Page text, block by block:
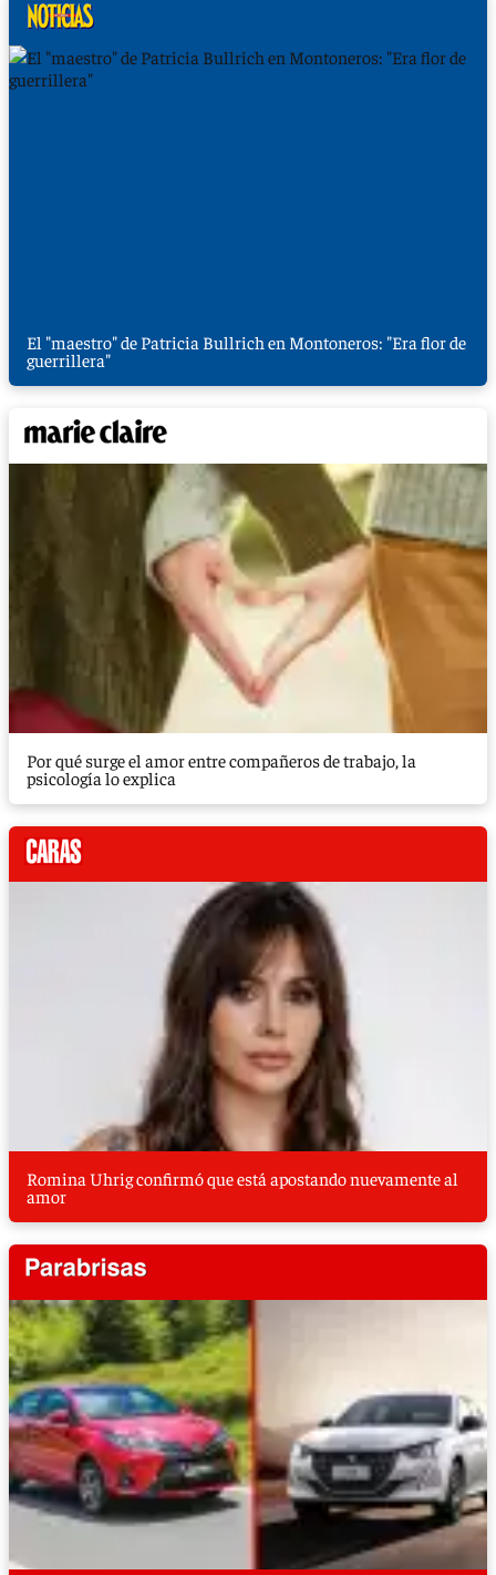
El "maestro" de Patricia Bullrich en Montoneros: "Era flor de
guerrillera"
Por qué surge el amor entre compañeros de trabajo, la
psicología lo explica
Romina Uhrig confirmó que está apostando nuevamente al
amor